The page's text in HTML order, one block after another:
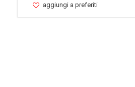
aggiungi a preferiti